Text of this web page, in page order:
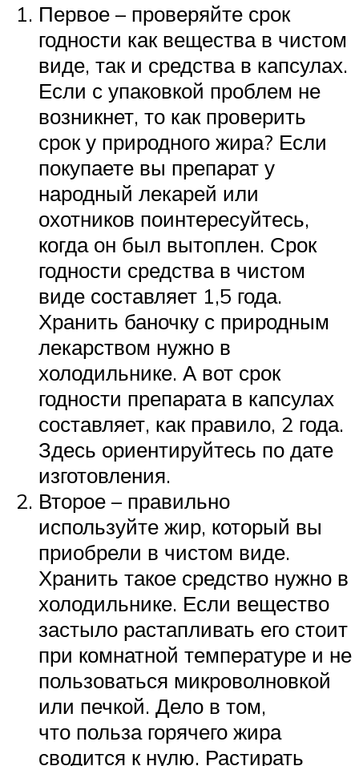
Первое – проверяйте срок
годности как вещества в чистом
виде, так и средства в капсулах.
Если с упаковкой проблем не
возникнет, то как проверить
срок у природного жира? Если
покупаете вы препарат у
народный лекарей или
охотников поинтересуйтесь,
когда он был вытоплен. Срок
годности средства в чистом
виде составляет 1,5 года.
Хранить баночку с природным
лекарством нужно в
холодильнике. А вот срок
годности препарата в капсулах
составляет, как правило, 2 года.
Здесь ориентируйтесь по дате
изготовления.
Второе – правильно
используйте жир, который вы
приобрели в чистом виде.
Хранить такое средство нужно в
холодильнике. Если вещество
застыло растапливать его стоит
при комнатной температуре и не
пользоваться микроволновкой
или печкой. Дело в том,
что польза горячего жира
сводится к нулю. Растирать